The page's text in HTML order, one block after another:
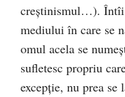
creştinismul…). Întîi
mediului în care se
omul acela se
sufletesc propriu
excepţie, nu prea se